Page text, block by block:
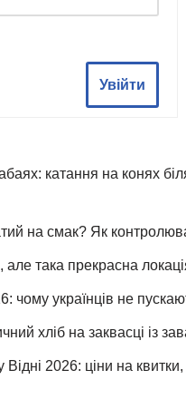
Увійти
катання на конях
на смак? Як
така прекрасна
чому українців не
хліб на заквасці із
2026: ціни на